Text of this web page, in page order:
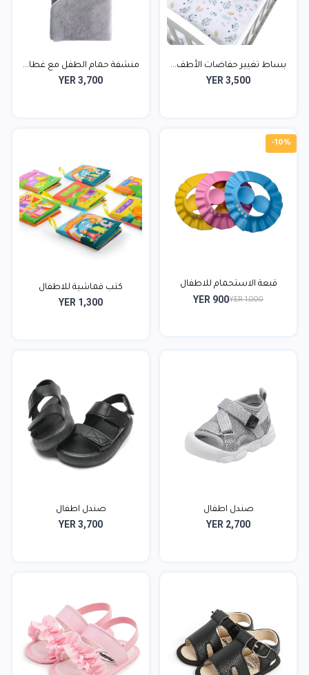
بساط تغيير حفاضات الأطف...
YER 3,500
منشفة حمام الطفل مع غطا...
YER 3,700
-10%
قبعة الاستحمام للاطفال
YER 1,000
YER 900
كتب قماشية للاطفال
YER 1,300
صندل اطفال
YER 2,700
صندل اطفال
YER 3,700